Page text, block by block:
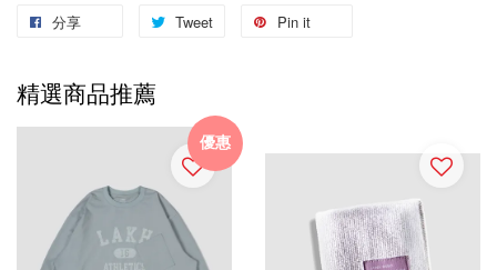
分享 Tweet Pin it
精選商品推薦
優惠